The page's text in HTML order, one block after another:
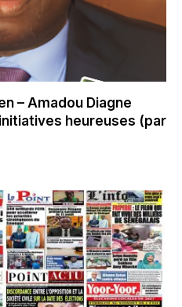
– Amadou Diagne
initiatives heureuses (par